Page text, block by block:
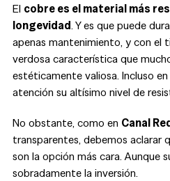
El cobre es el material más
longevidad. Y es que puede
apenas mantenimiento, y con el
verdosa característica que
estéticamente valiosa. Incluso
atención su altísimo nivel de
No obstante, como en Canal
transparentes, debemos aclarar
son la opción más cara. Aunque
sobradamente la inversión.